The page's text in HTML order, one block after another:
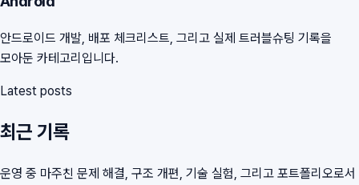
안드로이드 개발, 배포 체크리스트, 그리고 실제 트러블슈팅 기록을
모아둔 카테고리입니다.
Latest posts
최근 기록
운영 중 마주친 문제 해결, 구조 개편, 기술 실험, 그리고 포트폴리오로서